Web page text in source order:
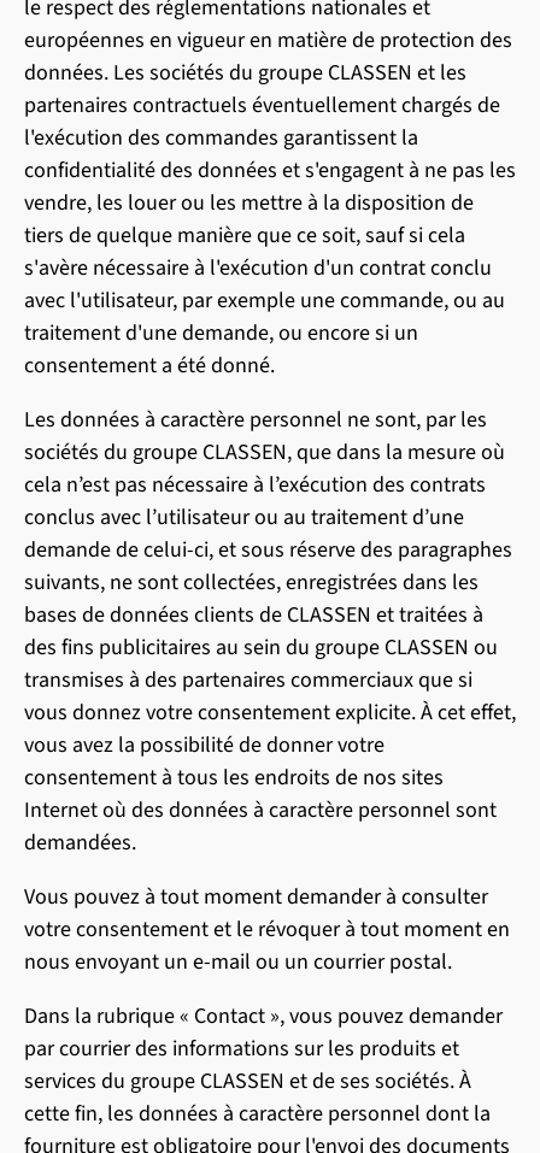
le respect des réglementations nationales et
européennes en vigueur en matière de protection des
données. Les sociétés du groupe CLASSEN et les
partenaires contractuels éventuellement chargés de
l'exécution des commandes garantissent la
confidentialité des données et s'engagent à ne pas les
vendre, les louer ou les mettre à la disposition de
tiers de quelque manière que ce soit, sauf si cela
s'avère nécessaire à l'exécution d'un contrat conclu
avec l'utilisateur, par exemple une commande, ou au
traitement d'une demande, ou encore si un
consentement a été donné.
Les données à caractère personnel ne sont, par les
sociétés du groupe CLASSEN, que dans la mesure où
cela n’est pas nécessaire à l’exécution des contrats
conclus avec l’utilisateur ou au traitement d’une
demande de celui-ci, et sous réserve des paragraphes
suivants, ne sont collectées, enregistrées dans les
bases de données clients de CLASSEN et traitées à
des fins publicitaires au sein du groupe CLASSEN ou
transmises à des partenaires commerciaux que si
vous donnez votre consentement explicite. À cet effet,
vous avez la possibilité de donner votre
consentement à tous les endroits de nos sites
Internet où des données à caractère personnel sont
demandées.
Vous pouvez à tout moment demander à consulter
votre consentement et le révoquer à tout moment en
nous envoyant un e-mail ou un courrier postal.
Dans la rubrique « Contact », vous pouvez demander
par courrier des informations sur les produits et
services du groupe CLASSEN et de ses sociétés. À
cette fin, les données à caractère personnel dont la
fourniture est obligatoire pour l'envoi des documents